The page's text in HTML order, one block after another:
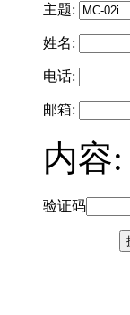
主题:
姓名:
电话:
邮箱:
内容:
验证码